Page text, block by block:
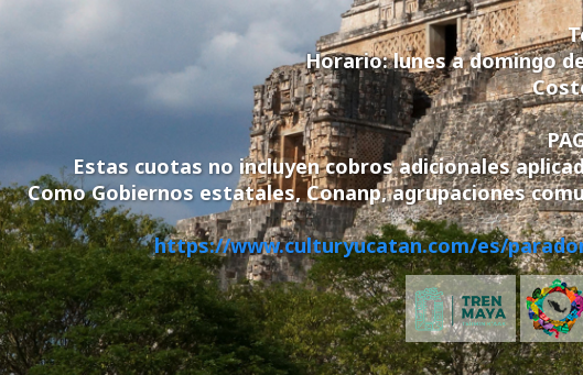
Horario:lunes a domingo
Estas cuotas no incluyen cobros adicionales
Como Gobiernos estatales, Conanp, agrupaciones
https://www.culturyucatan.com/es/